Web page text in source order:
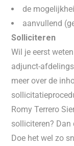
de
aanvullend
Solliciteren
Wil je eerst
adjunct-
meer over de
Romy Terrero
solliciteren?
Doe het wel zo